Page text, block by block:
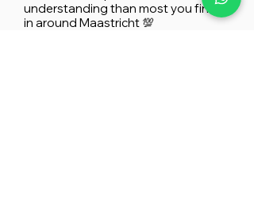
understanding than most you find
in around Maastricht 💯